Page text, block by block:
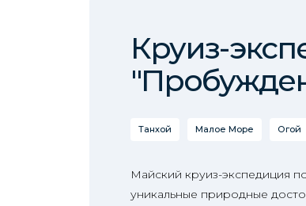
Круиз-
Танхой Малое Море Огой
Майский круиз-экспедиция
уникальные природные